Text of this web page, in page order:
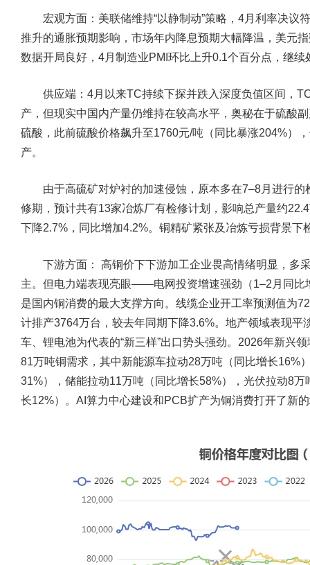
宏观方面： 美联储维持“以静制动”策略，4月利率决议
推升的通胀预期影响，市场年内降息预期大幅降温，美元
数据开局良好，4月制造业PMI环比上升0.1个百分点，继续
供应端： 4月以来TC持续下探并跌入深度负值区间，
产，但现实中国内产量仍维持在较高水平，奥秘在于硫酸
硫酸，此前硫酸价格飙升至1760元/吨（同比暴涨204%）
产。
由于高硫矿对炉衬的加速侵蚀，原本多在7–8月进行的
修期，预计共有13家冶炼厂有检修计划，影响总产量约
下降2.7%，同比增加4.2%。铜精矿紧张及冶炼亏损背景下
下游方面：
高铜价下下游加工企业畏高情绪明显，多
主。但电力端表现亮眼——电网投资增速强劲（1–2月同比
是国内铜消费的最大支撑方向。线缆企业开工率预测值为
计排产3764万台，较去年同期下降3.6%。地产领域表现
车、锂电池为代表的“新三样”出口势头强劲。2026年新兴
81万吨铜需求，其中新能源车拉动28万吨（同比增长16%
31%），储能拉动11万吨（同比增长58%），光伏拉动8
长12%）。AI算力中心建设和PCB扩产为铜消费打开了新